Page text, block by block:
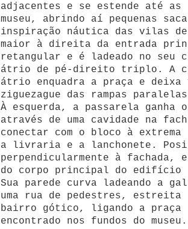
adjacentes e se estende até
museu, abrindo aí pequenas
inspiração náutica das vilas
maior à direita da entrada
retangular e é ladeado no seu
átrio de pé-direito triplo. A
átrio enquadra a praça e
ziguezague das rampas
À esquerda, a passarela ganha
através de uma cavidade na
conectar com o bloco à extrema
a livraria e a lanchonete.
perpendicularmente à fachada,
do corpo principal do edifício
Sua parede curva ladeando a
uma rua de pedestres, estreita
bairro gótico, ligando a praça
encontrado nos fundos do museu.